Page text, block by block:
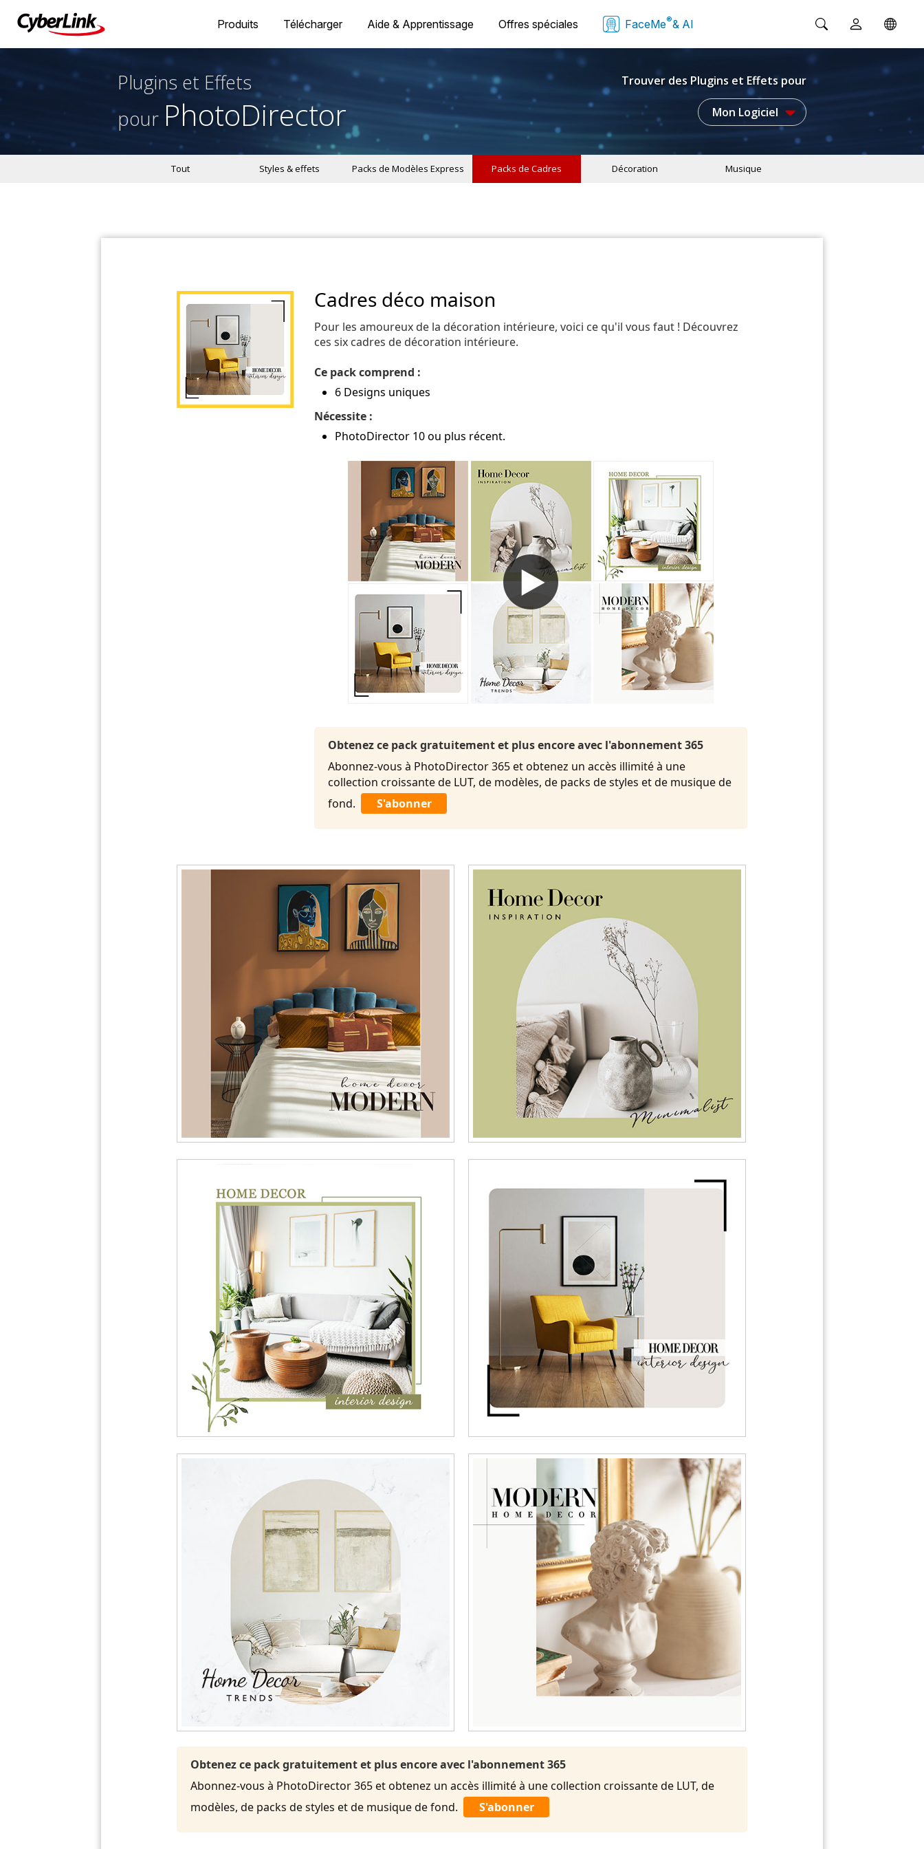
Produits Télécharger Aide & Apprentissage Offres spéciales FaceMe®& AI
Plugins et Effets
pour PhotoDirector
Trouver des Plugins et Effets pour
Mon Logiciel
Tout Styles & effets Packs de Modèles Express Packs de Cadres Décoration Musique
Cadres déco maison
Pour les amoureux de la décoration intérieure, voici ce qu'il vous faut ! Découvrez
ces six cadres de décoration intérieure.
Ce pack comprend :
6 Designs uniques
Nécessite :
PhotoDirector 10 ou plus récent.
Obtenez ce pack gratuitement et plus encore avec l'abonnement 365
Abonnez-vous à PhotoDirector 365 et obtenez un accès illimité à une
collection croissante de LUT, de modèles, de packs de styles et de musique de
fond.
S'abonner
Obtenez ce pack gratuitement et plus encore avec l'abonnement 365
Abonnez-vous à PhotoDirector 365 et obtenez un accès illimité à une collection croissante de LUT, de
modèles, de packs de styles et de musique de fond.
S'abonner